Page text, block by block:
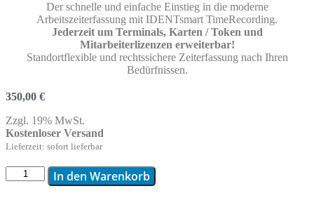
Der schnelle und einfache Einstieg in die moderne
Arbeitszeiterfassung mit IDENTsmart TimeRecording.
Jederzeit um Terminals, Karten / Token und
Mitarbeiterlizenzen erweiterbar!
Standortflexible und rechtssichere Zeiterfassung nach Ihren
Bedürfnissen.
350,00 €
Zzgl. 19% MwSt.
Kostenloser Versand
Lieferzeit: sofort lieferbar
Zeiterfassungsterminal
ID800
In den Warenkorb